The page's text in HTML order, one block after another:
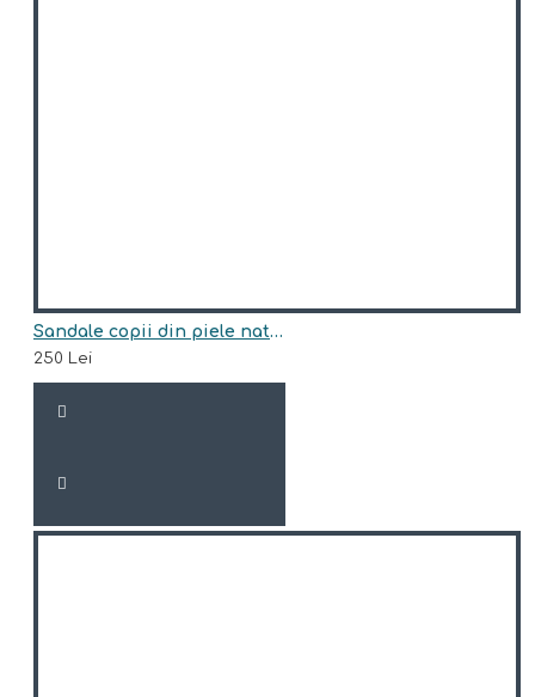
Sandale copii din piele naturala model AMADEUS
250 Lei